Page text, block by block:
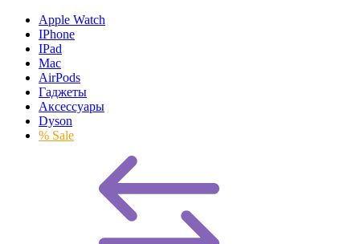
Apple Watch
IPhone
IPad
Mac
AirPods
Гаджеты
Аксессуары
Dyson
% Sale